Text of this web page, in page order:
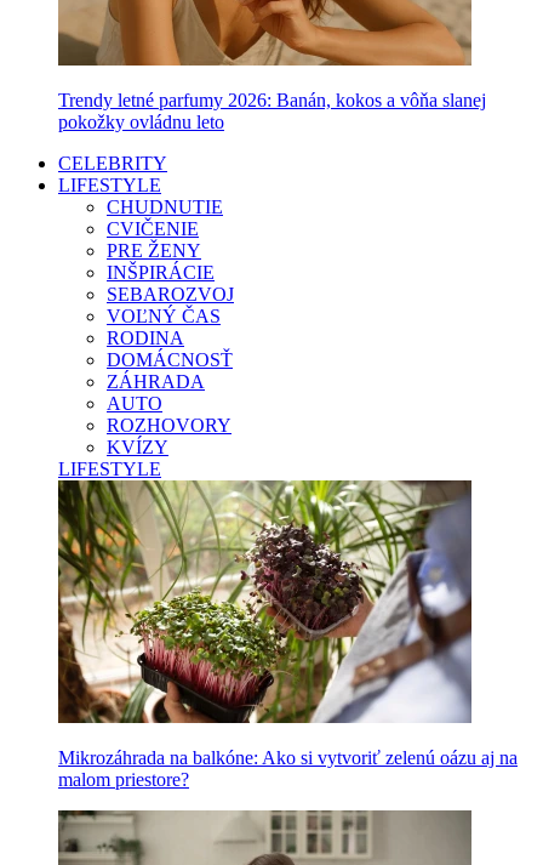
Trendy letné parfumy 2026: Banán, kokos a vôňa slanej
pokožky ovládnu leto
CELEBRITY
LIFESTYLE
CHUDNUTIE
CVIČENIE
PRE ŽENY
INŠPIRÁCIE
SEBAROZVOJ
VOĽNÝ ČAS
RODINA
DOMÁCNOSŤ
ZÁHRADA
AUTO
ROZHOVORY
KVÍZY
LIFESTYLE
Mikrozáhrada na balkóne: Ako si vytvoriť zelenú oázu aj na
malom priestore?